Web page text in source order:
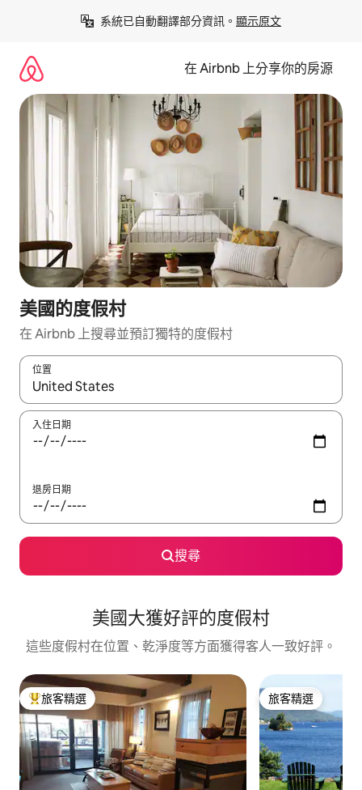
系統已自動翻譯部分資訊。 顯示原文
在 Airbnb 上分享你的房源
美國的度假村
在 Airbnb 上搜尋並預訂獨特的度假村
位置
如有搜尋結果，瀏覽內容時請使用上下箭頭，或輕點、滑動裝置。
入住日期
退房日期
搜尋
美國大獲好評的度假村
這些度假村在位置、乾淨度等方面獲得客人一致好評。
旅客精選榜首
旅客精選 旅客精選
旅客精選